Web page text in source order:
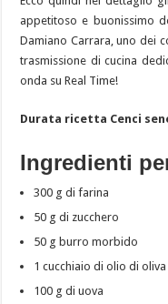
appetitoso e buonissimo
Damiano Carrara, uno dei
trasmissione di cucina
onda su Real Time!
Durata ricetta Cenci
Ingredienti
300 g di farina
50 g di zucchero
50 g burro morbido
1 cucchiaio di olio di
100 g di uova